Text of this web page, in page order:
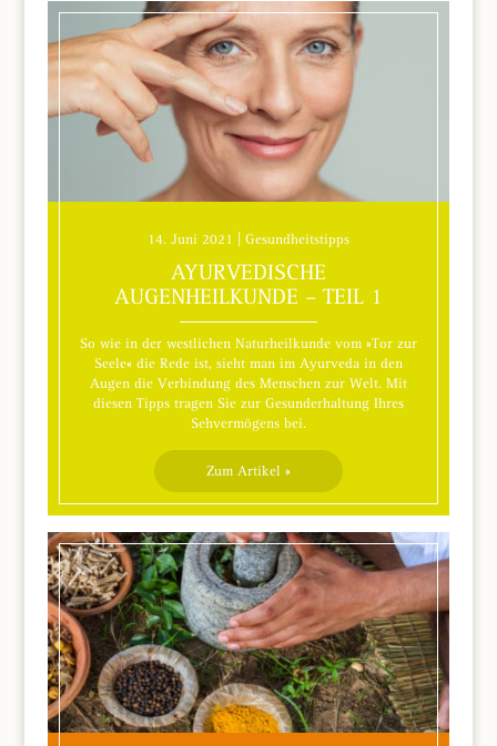
14. Juni 2021 | Gesundheitstipps
AYURVEDISCHE
AUGENHEILKUNDE – TEIL 1
So wie in der westlichen Naturheilkunde vom »Tor zur
Seele« die Rede ist, sieht man im Ayurveda in den
Augen die Verbindung des Menschen zur Welt. Mit
diesen Tipps tragen Sie zur Gesunderhaltung Ihres
Sehvermögens bei.
Zum Artikel »